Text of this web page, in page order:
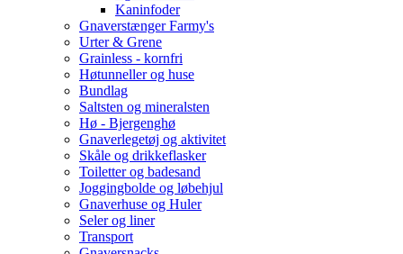
Kaninfoder
Gnaverstænger Farmy's
Urter & Grene
Grainless - kornfri
Høtunneller og huse
Bundlag
Saltsten og mineralsten
Hø - Bjergenghø
Gnaverlegetøj og aktivitet
Skåle og drikkeflasker
Toiletter og badesand
Joggingbolde og løbehjul
Gnaverhuse og Huler
Seler og liner
Transport